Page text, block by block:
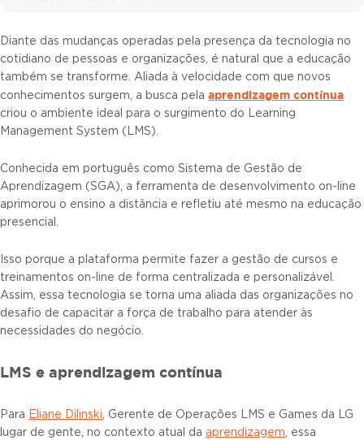
Diante das mudanças operadas pela presença da tecnologia no
cotidiano de pessoas e organizações, é natural que a educação
também se transforme. Aliada à velocidade com que novos
conhecimentos surgem, a busca pela aprendizagem contínua
criou o ambiente ideal para o surgimento do Learning
Management System (LMS).
Conhecida em português como Sistema de Gestão de
Aprendizagem (SGA), a ferramenta de desenvolvimento on-line
aprimorou o ensino a distância e refletiu até mesmo na educação
presencial.
Isso porque a plataforma permite fazer a gestão de cursos e
treinamentos on-line de forma centralizada e personalizável.
Assim, essa tecnologia se torna uma aliada das organizações no
desafio de capacitar a força de trabalho para atender às
necessidades do negócio.
LMS e aprendizagem contínua
Para Eliane Dilinski, Gerente de Operações LMS e Games da LG
lugar de gente, no contexto atual da aprendizagem, essa